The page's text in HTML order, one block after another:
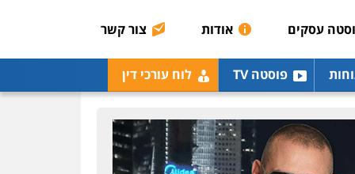
עסקים אודות צור קשר
פוסטה TV לוח עורכי דין
מחיקת כתבות מגוגל
ודחיקת אזכורים שליליים
דין
0522508109
אחסון אתרים
מהירות הגנה גיבוי
תמיכה שירותים מקצועיים
לעורכי דין